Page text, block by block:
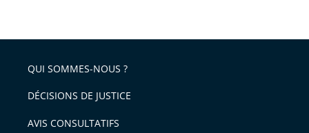
QUI SOMMES-NOUS ?
DÉCISIONS DE JUSTICE
AVIS CONSULTATIFS